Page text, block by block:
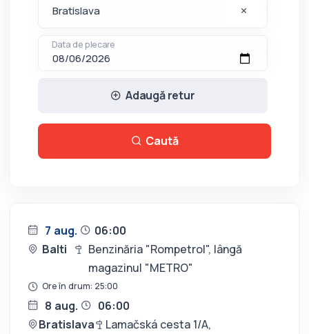
Data de plecare
Adaugă retur
Caută
7 aug.
06:00
Balti
Benzinăria "Rompetrol", lângă
magazinul "METRO"
Ore în drum: 25:00
8 aug.
06:00
Bratislava
Lamačská cesta 1/A,